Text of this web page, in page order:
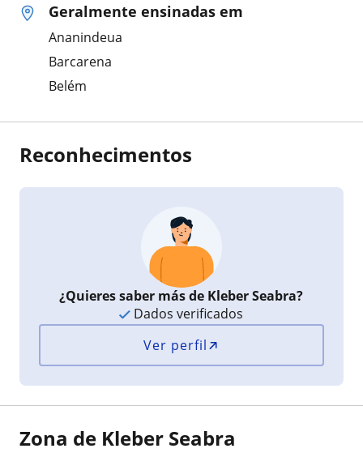
Geralmente ensinadas em
Ananindeua
Barcarena
Belém
Reconhecimentos
¿Quieres saber más de Kleber Seabra?
Dados verificados
Ver perfil
Zona de Kleber Seabra